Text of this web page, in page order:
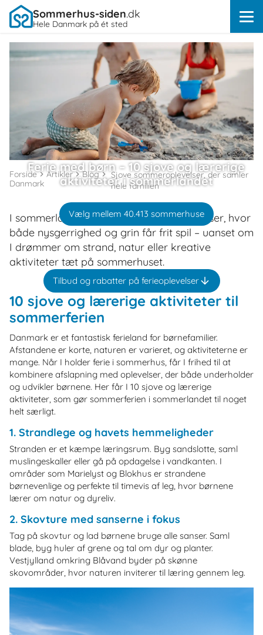
Sommerhus-siden.dk
Hele Danmark på ét sted
Ferie med børn – 10 sjove og lærerige
aktiviteter i sommerlandet
Vælg mellem 40.413 sommerhuse
Forside Artikler
Blog
Danmark
Sjove sommeroplevelser, der samler
hele familien
I sommerlandet venter masser af oplevelser, hvor
både nysgerrighed og grin får frit spil – uanset om
I drømmer om strand, natur eller kreative
aktiviteter tæt på sommerhuset.
Tilbud og rabatter på ferieoplevelser
10 sjove og lærerige aktiviteter til
sommerferien
Danmark er et fantastisk ferieland for børnefamilier.
Afstandene er korte, naturen er varieret, og aktiviteterne er
mange. Når I holder ferie i sommerhus, får I frihed til at
kombinere afslapning med oplevelser, der både underholder
og udvikler børnene. Her får I 10 sjove og lærerige
aktiviteter, som gør sommerferien i sommerlandet til noget
helt særligt.
1. Strandlege og havets hemmeligheder
Stranden er et kæmpe læringsrum. Byg sandslotte, saml
muslingeskaller eller gå på opdagelse i vandkanten. I
områder som Marielyst og Blokhus er strandene
børnevenlige og perfekte til timevis af leg, hvor børnene
lærer om natur og dyreliv.
2. Skovture med sanserne i fokus
Tag på skovtur og lad børnene bruge alle sanser. Saml
blade, byg huler af grene og tal om dyr og planter.
Vestjylland omkring Blåvand byder på skønne
skovområder, hvor naturen inviterer til læring gennem leg.